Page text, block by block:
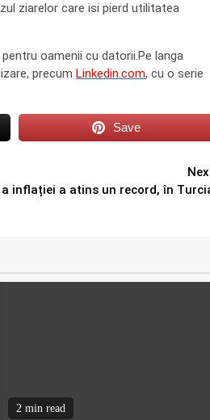
ziarelor care isi pierd utilitatea
oamenii cu datorii.Pe langa
precum Linkedin.com, cu o serie
Save
inflației a atins un record, în
2 min read